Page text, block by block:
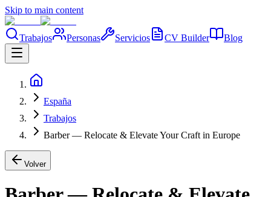
Skip to main content
Trabajos Personas Servicios CV Builder Blog
España
Trabajos
Barber — Relocate & Elevate Your Craft in Europe
Volver